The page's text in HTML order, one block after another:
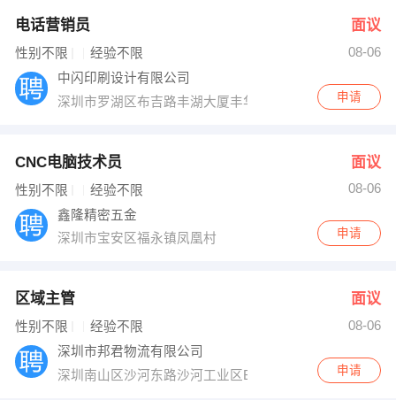
电话营销员 面议
性别不限 经验不限
08-06
中闪印刷设计有限公司
深圳市罗湖区布吉路丰湖大厦丰华阁11B
申请
CNC电脑技术员 面议
性别不限 经验不限
08-06
鑫隆精密五金
深圳市宝安区福永镇凤凰村
申请
区域主管 面议
性别不限 经验不限
08-06
深圳市邦君物流有限公司
深圳南山区沙河东路沙河工业区B8栋四楼
申请